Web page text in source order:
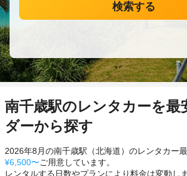
検索する
南千歳駅のレンタカーを最
ダーから探す
2026年8月の南千歳駅（北海道）のレンタカー
¥6,500〜ご用意しています。
レンタルする日数やプランにより料金は変動し